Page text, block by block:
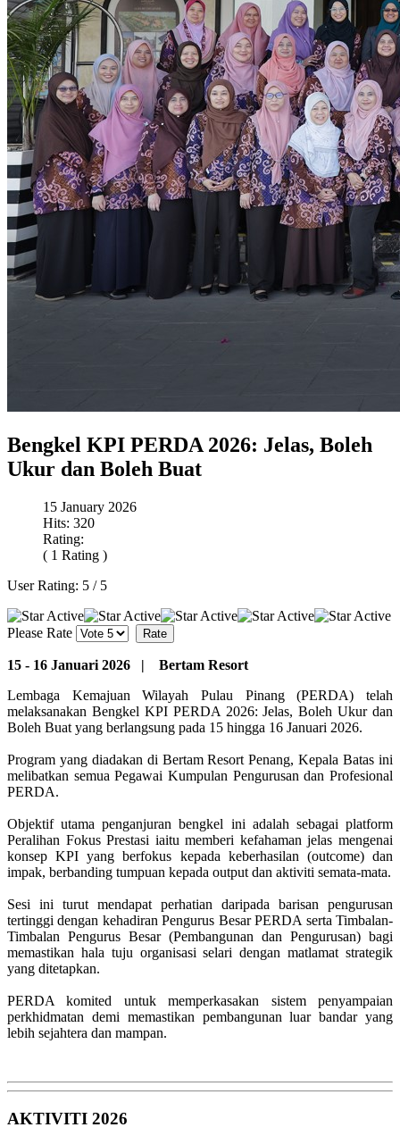
Bengkel KPI PERDA 2026: Jelas, Boleh
Ukur dan Boleh Buat
15 January 2026
Hits: 320
Rating:
( 1 Rating )
User Rating: 5 / 5
Please Rate
15 - 16 Januari 2026 | Bertam Resort
Lembaga Kemajuan Wilayah Pulau Pinang (PERDA) telah
melaksanakan Bengkel KPI PERDA 2026: Jelas, Boleh Ukur dan
Boleh Buat yang berlangsung pada 15 hingga 16 Januari 2026.
Program yang diadakan di Bertam Resort Penang, Kepala Batas ini
melibatkan semua Pegawai Kumpulan Pengurusan dan Profesional
PERDA.
Objektif utama penganjuran bengkel ini adalah sebagai platform
Peralihan Fokus Prestasi iaitu memberi kefahaman jelas mengenai
konsep KPI yang berfokus kepada keberhasilan (outcome) dan
impak, berbanding tumpuan kepada output dan aktiviti semata-mata.
Sesi ini turut mendapat perhatian daripada barisan pengurusan
tertinggi dengan kehadiran Pengurus Besar PERDA serta Timbalan-
Timbalan Pengurus Besar (Pembangunan dan Pengurusan) bagi
memastikan hala tuju organisasi selari dengan matlamat strategik
yang ditetapkan.
PERDA komited untuk memperkasakan sistem penyampaian
perkhidmatan demi memastikan pembangunan luar bandar yang
lebih sejahtera dan mampan.
AKTIVITI 2026